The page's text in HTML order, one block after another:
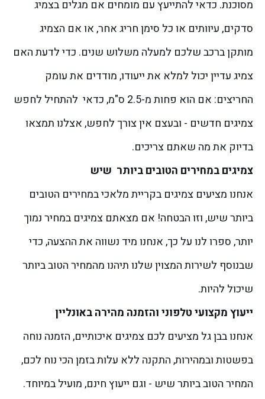
מסוכנת. כדאי להתייעץ עם מומחים אם מגלים בצמיג
סדקים, עיוותים או כל סימן חריג אחר, או אם הצמיג
מותקן ברכב שלכם למעלה משלוש שנים. כדי לדעת האם
צמיג עדיין יכול למלא את ייעודו, מודדים את עומק
החריצים: אם הוא פחות מ-2.5 ס"מ, כדאי להתחיל לחפש
צמיגים חדשים - ובעצם אין צורך לחפש, אצלנו תמצאו
בדיוק את מה שאתם צריכים.
צמיגים במחירים הטובים ביותר שיש
אנחנו מציעים צמיגים בקריית מלאכי במחירים הטובים
ביותר שיש, וזו הבטחה! אם מצאתם צמיגים במחיר נמוך
יותר, ספרו לנו על כך, אנחנו מיד נשווה את ההצעה, כדי
שבנוסף לשירות המצוין שלנו תיהנו מהמחיר הטוב ביותר
שיכול להיות.
ייעוץ מקצועי טלפוני והזמנה מהירה באונליין
אנחנו בבן גל מציעים לכם צמיגים איכותיים, הזמנה נוחה
בפשטות ובמהירות, התקנה ללא עלות בזמן הכי נוח לכם,
המחיר הטוב ביותר שיש - וגם ייעוץ חינם, מועיל במיוחד.